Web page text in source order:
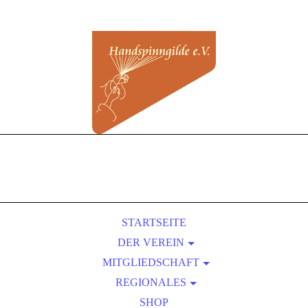
STARTSEITE
DER VEREIN
ÜBER UNS
SATZUNG
PRESSEBEREICH
MITGLIEDSCHAFT
BEITRITT
VORTEILE EINER MITGLIEDSCHAFT
REGIONALES
KURSLEITER-VERZEICHNIS
SHOP